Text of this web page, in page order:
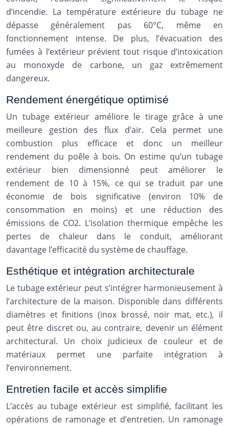
d’incendie. La température extérieure du tubage ne
dépasse généralement pas 60°C, même en
fonctionnement intense. De plus, l’évacuation des
fumées à l’extérieur prévient tout risque d’intoxication
au monoxyde de carbone, un gaz extrêmement
dangereux.
Rendement énergétique optimisé
Un tubage extérieur améliore le tirage grâce à une
meilleure gestion des flux d’air. Cela permet une
combustion plus efficace et donc un meilleur
rendement du poêle à bois. On estime qu’un tubage
extérieur bien dimensionné peut améliorer le
rendement de 10 à 15%, ce qui se traduit par une
économie de bois significative (environ 10% de
consommation en moins) et une réduction des
émissions de CO2. L’isolation thermique empêche les
pertes de chaleur dans le conduit, améliorant
davantage l’efficacité du système de chauffage.
Esthétique et intégration architecturale
Le tubage extérieur peut s’intégrer harmonieusement à
l’architecture de la maison. Disponible dans différents
diamètres et finitions (inox brossé, noir mat, etc.), il
peut être discret ou, au contraire, devenir un élément
architectural. Un choix judicieux de couleur et de
matériaux permet une parfaite intégration à
l’environnement.
Entretien facile et accès simplifie
L’accès au tubage extérieur est simplifié, facilitant les
opérations de ramonage et d’entretien. Un ramonage